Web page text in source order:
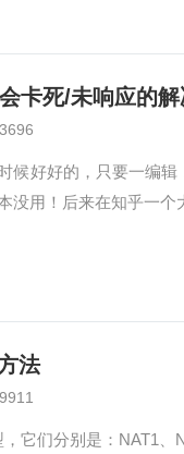
卡死/未响应的
3696
候好好的，只要一编
没用！后来在知乎一
法
9911
它们分别是：NAT1、